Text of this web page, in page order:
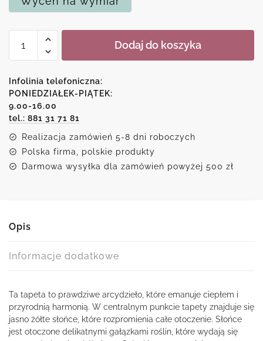
Fototapeta
słońcem
i
motylami
Dodaj do koszyka
Infolinia telefoniczna:
PONIEDZIAŁEK-PIĄTEK:
9.00-16.00
tel.: 881 31 71 81
Realizacja zamówień 5-8 dni roboczych
Polska firma, polskie produkty
Darmowa wysyłka dla zamówień powyżej 500 zł
Opis
Informacje dodatkowe
Ta tapeta to prawdziwe arcydzieło, które emanuje ciepłem i
przyrodnią harmonią. W centralnym punkcie tapety znajduje się
jasno żółte słońce, które rozpromienia całe otoczenie. Słońce
jest otoczone delikatnymi gałązkami roślin, które wydają się